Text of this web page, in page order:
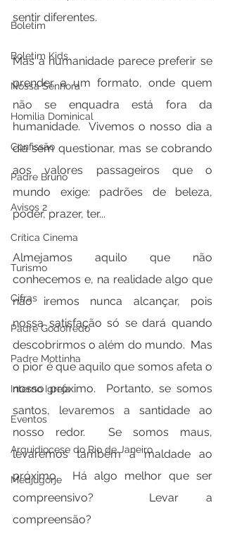
Boletim
Boletim Kids
Nossa Senhora
Homilia Dominical
Confissão
Padre Bruno
Avisos 2
Crítica Cinema
Turismo
Cifras
Padre Godofredo
Padre Mottinha
Interno Igreja
Eventos
Arquidiocese do Rio de Janeiro
Medjugorje
sentir diferentes.
Mas a humanidade parece preferir se
prender a um formato, onde quem
não se enquadra está fora da
humanidade.  Vivemos o nosso dia a
dia sem questionar, mas se cobrando
aos valores passageiros que o
mundo exige: padrões de beleza,
poder, prazer, ter...
Almejamos aquilo que não
conhecemos e, na realidade algo que
não iremos nunca alcançar, pois
nossa satisfação só se dará quando
descobrirmos o além do mundo.  Mas
o pior é que aquilo que somos afeta o
nosso próximo.  Portanto, se somos
santos, levaremos a santidade ao
nosso redor.  Se somos maus,
levaremos também a maldade ao
próximo.  Há algo melhor que ser
compreensivo?  Levar a
compreensão?